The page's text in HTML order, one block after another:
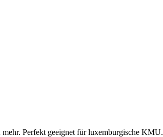
Perfekt geeignet für luxemburgische KMU.